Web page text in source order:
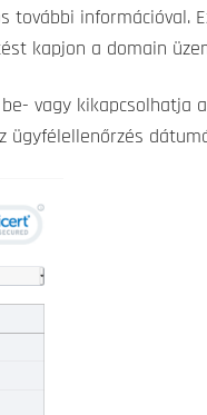
további információval.
kapjon a domain
vagy kikapcsolhatja
ügyfélellenőrzés